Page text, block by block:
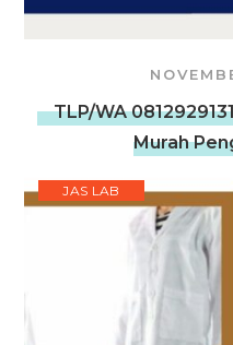
TLP/WA
Murah
JAS LAB